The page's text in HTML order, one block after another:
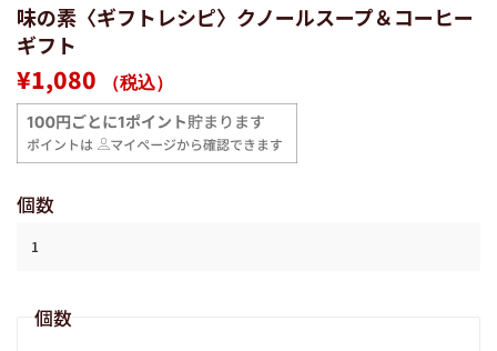
味の素〈ギフトレシピ〉クノールスープ＆コーヒー
ギフト
通
常
価
格
¥1,080 （税込）
売
価
格
個数
個数